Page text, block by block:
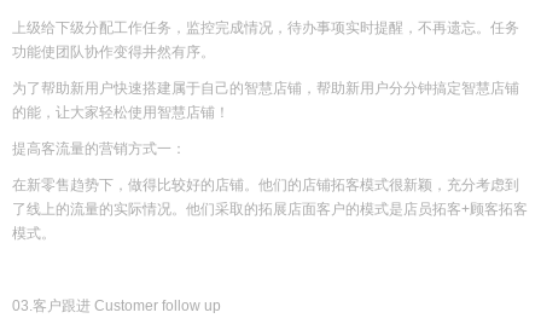
上级给下级分配工作任务，监控完成情况，待办事项实时提醒，不再遗忘。任务
功能使团队协作变得井然有序。
为了帮助新用户快速搭建属于自己的智慧店铺，帮助新用户分分钟搞定智慧店铺
的能，让大家轻松使用智慧店铺！
提高客流量的营销方式一：
在新零售趋势下，做得比较好的店铺。他们的店铺拓客模式很新颖，充分考虑到
了线上的流量的实际情况。他们采取的拓展店面客户的模式是店员拓客+顾客拓客
模式。
03.客户跟进 Customer follow up